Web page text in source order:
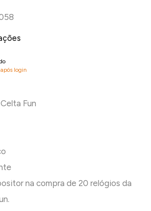
login
Fun
na compra de 20 relógios da